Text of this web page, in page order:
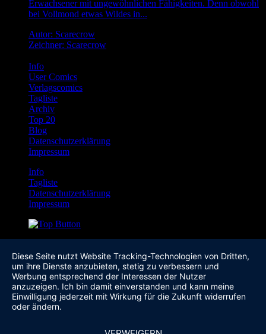
Erwachsener mit ungewöhnlichen Fähigkeiten. Denn obwohl
bei Vollmond etwas Wildes in...
Autor: Scarecrow
Zeichner: Scarecrow
Info
User Comics
Verlagscomics
Tagliste
Archiv
Top 20
Blog
Datenschutzerklärung
Impressum
Info
Tagliste
Datenschutzerklärung
Impressum
Diese Seite nutzt Website Tracking-Technologien von Dritten,
um ihre Dienste anzubieten, stetig zu verbessern und
Werbung entsprechend der Interessen der Nutzer
anzuzeigen. Ich bin damit einverstanden und kann meine
Einwilligung jederzeit mit Wirkung für die Zukunft widerrufen
oder ändern.